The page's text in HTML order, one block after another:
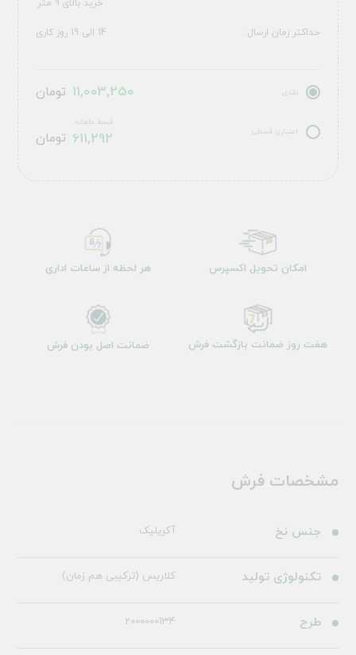
خرید بالای ۹ متر
حداکثر زمان ارسال: 14 الی 19 روز کاری
نقدی 11,003,250 تومان
اعتباری قسطی
قسط ماهانه
611,292 تومان
امکان تحویل اکسپرس هر لحظه از ساعات اداری
هفت روز ضمانت بازگشت فرش ضمانت اصل بودن فرش
مشخصات فرش
جنس نخ آکریلیک
تکنولوژی تولید کلاریس (ترکیبی هم زمان)
طرح 2000000134